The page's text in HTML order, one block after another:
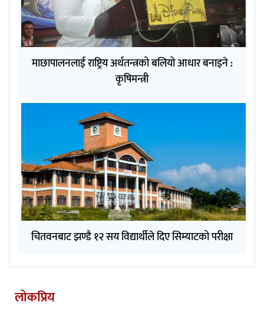
माछापालनलाई राष्ट्रिय अर्थतन्त्रको बलियो आधार बनाइने :
कृषिमन्त्री
चितवनबाट झण्डै १२ सय विद्यार्थीले दिए सिम्याटको परीक्षा
लोकप्रिय